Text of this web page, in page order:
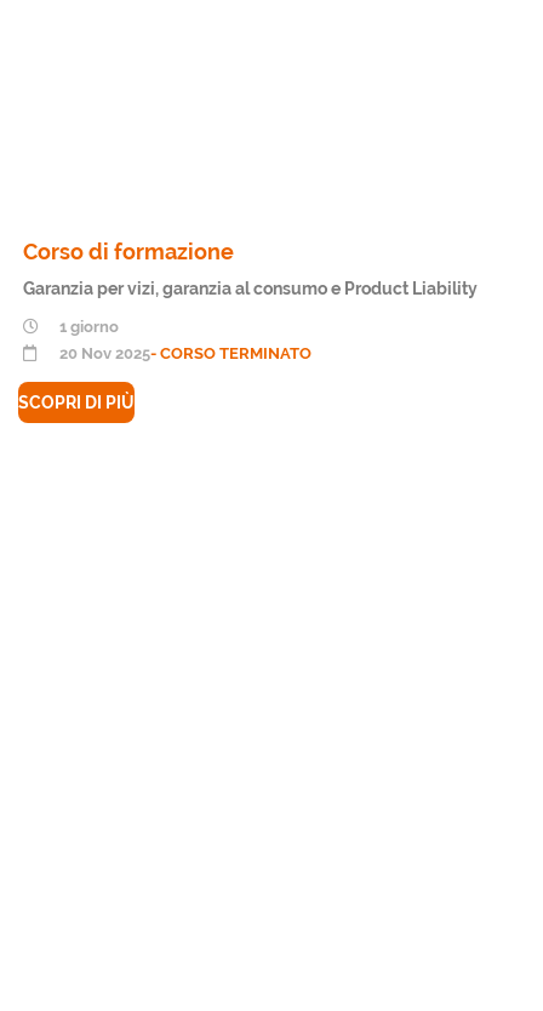
Corso di formazione
Garanzia per vizi, garanzia al consumo e Product Liability
1 giorno
20 Nov 2025- CORSO TERMINATO
SCOPRI DI PIÙ